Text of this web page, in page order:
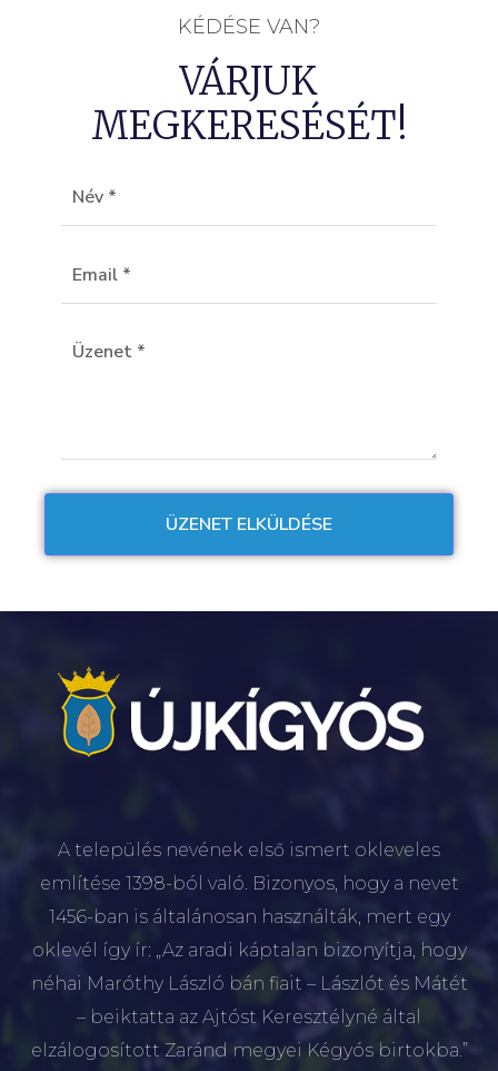
KÉDÉSE VAN?
VÁRJUK
MEGKERESÉSÉT!
A település nevének első ismert okleveles
említése 1398-ból való. Bizonyos, hogy a nevet
1456-ban is általánosan használták, mert egy
oklevél így ír: „Az aradi káptalan bizonyítja, hogy
néhai Maróthy László bán fiait – Lászlót és Mátét
– beiktatta az Ajtóst Keresztélyné által
elzálogosított Zaránd megyei Kégyós birtokba.”